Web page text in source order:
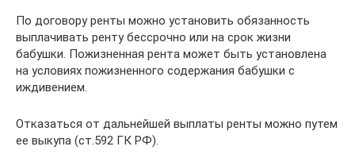
По договору ренты можно установить обязанность
выплачивать ренту бессрочно или на срок жизни
бабушки. Пожизненная рента может быть установлена
на условиях пожизненного содержания бабушки с
иждивением.
Отказаться от дальнейшей выплаты ренты можно путем
ее выкупа (ст.592 ГК РФ).